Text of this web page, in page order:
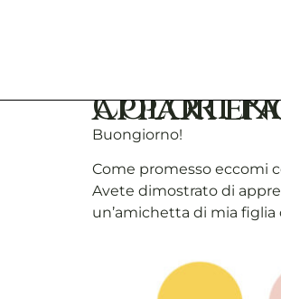
Colori Pantone 2017: a
Buongiorno!
Come promesso eccomi
Avete dimostrato di
un’amichetta di mia